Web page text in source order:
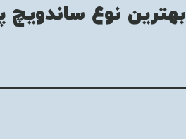
بهترین نوع ساندویچ